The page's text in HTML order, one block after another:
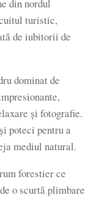
din nordul
turistic,
de iubitorii de
dominat de
și fotografie.
poteci pentru a
mediul natural.
forestier ce
o scurtă plimbare